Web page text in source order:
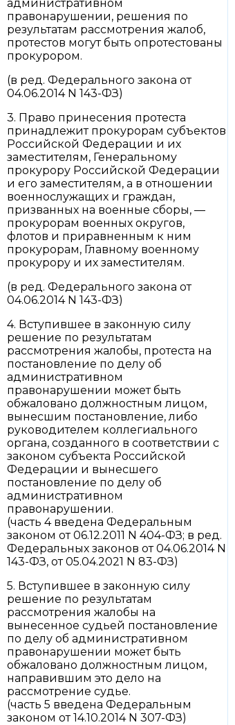
административном
правонарушении, решения по
результатам рассмотрения жалоб,
протестов могут быть опротестованы
прокурором.
(в ред. Федерального закона от
04.06.2014 N 143-ФЗ)
3. Право принесения протеста
принадлежит прокурорам субъектов
Российской Федерации и их
заместителям, Генеральному
прокурору Российской Федерации
и его заместителям, а в отношении
военнослужащих и граждан,
призванных на военные сборы, —
прокурорам военных округов,
флотов и приравненным к ним
прокурорам, Главному военному
прокурору и их заместителям.
(в ред. Федерального закона от
04.06.2014 N 143-ФЗ)
4. Вступившее в законную силу
решение по результатам
рассмотрения жалобы, протеста на
постановление по делу об
административном
правонарушении может быть
обжаловано должностным лицом,
вынесшим постановление, либо
руководителем коллегиального
органа, созданного в соответствии с
законом субъекта Российской
Федерации и вынесшего
постановление по делу об
административном
правонарушении.
(часть 4 введена Федеральным
законом от 06.12.2011 N 404-ФЗ; в ред.
Федеральных законов от 04.06.2014 N
143-ФЗ, от 05.04.2021 N 83-ФЗ)
5. Вступившее в законную силу
решение по результатам
рассмотрения жалобы на
вынесенное судьей постановление
по делу об административном
правонарушении может быть
обжаловано должностным лицом,
направившим это дело на
рассмотрение судье.
(часть 5 введена Федеральным
законом от 14.10.2014 N 307-ФЗ)